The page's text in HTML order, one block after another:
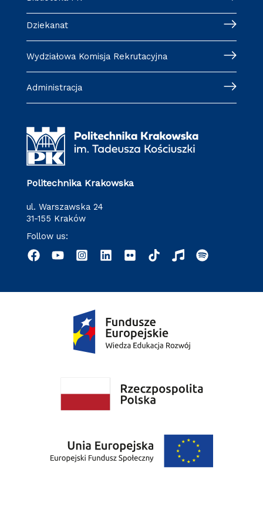
Dziekanat
Wydziałowa Komisja Rekrutacyjna
Administracja
Politechnika Krakowska
ul. Warszawska 24
31-155 Kraków
Follow us: